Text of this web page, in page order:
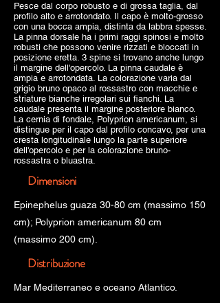
Pesce dal corpo robusto e di grossa taglia, dal
profilo alto e arrotondato. Il capo è molto-grosso
con una bocca ampia, distinta da labbra spesse.
La pinna dorsale ha i primi raggi spinosi e molto
robusti che possono venire rizzati e bloccati in
posizione eretta. 3 spine si trovano anche lungo
il margine dell'opercolo. La pinna caudale è
ampia e arrotondata. La colorazione varia dal
grigio bruno opaco al rossastro con macchie e
striature bianche irregolari sui fianchi. La
caudale presenta il margine posteriore bianco.
La cernia di fondale, Polyprion americanum, si
distingue per il capo dal profilo concavo, per una
cresta longitudinale lungo la parte superiore
dell'opercolo e per la colorazione bruno-
rossastra o bluastra.
Dimensioni
Epinephelus guaza 30-80 cm (massimo 150
cm); Polyprion americanum 80 cm
(massimo 200 cm).
Distribuzione
Mar Mediterraneo e oceano Atlantico.